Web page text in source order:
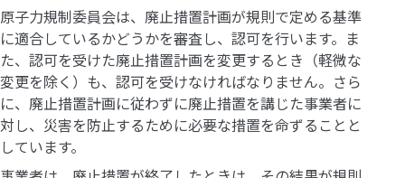
原子力規制委員会は、廃止措置計画が規則で定める基準
に適合しているかどうかを審査し、認可を行います。ま
た、認可を受けた廃止措置計画を変更するとき（軽微な
変更を除く）も、認可を受けなければなりません。さら
に、廃止措置計画に従わずに廃止措置を講じた事業者に
対し、災害を防止するために必要な措置を命ずることと
しています。